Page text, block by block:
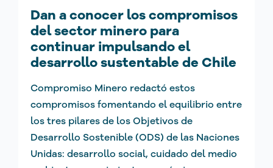
Dan a conocer los compromisos
del sector minero para
continuar impulsando el
desarrollo sustentable de Chile
Compromiso Minero redactó estos
compromisos fomentando el equilibrio entre
los tres pilares de los Objetivos de
Desarrollo Sostenible (ODS) de las Naciones
Unidas: desarrollo social, cuidado del medio